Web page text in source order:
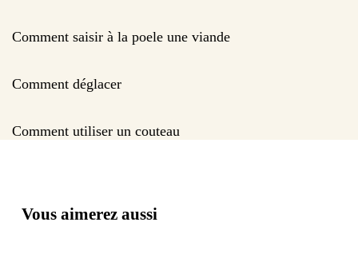
Comment saisir à la poele une viande
Comment déglacer
Comment utiliser un couteau
Vous aimerez aussi